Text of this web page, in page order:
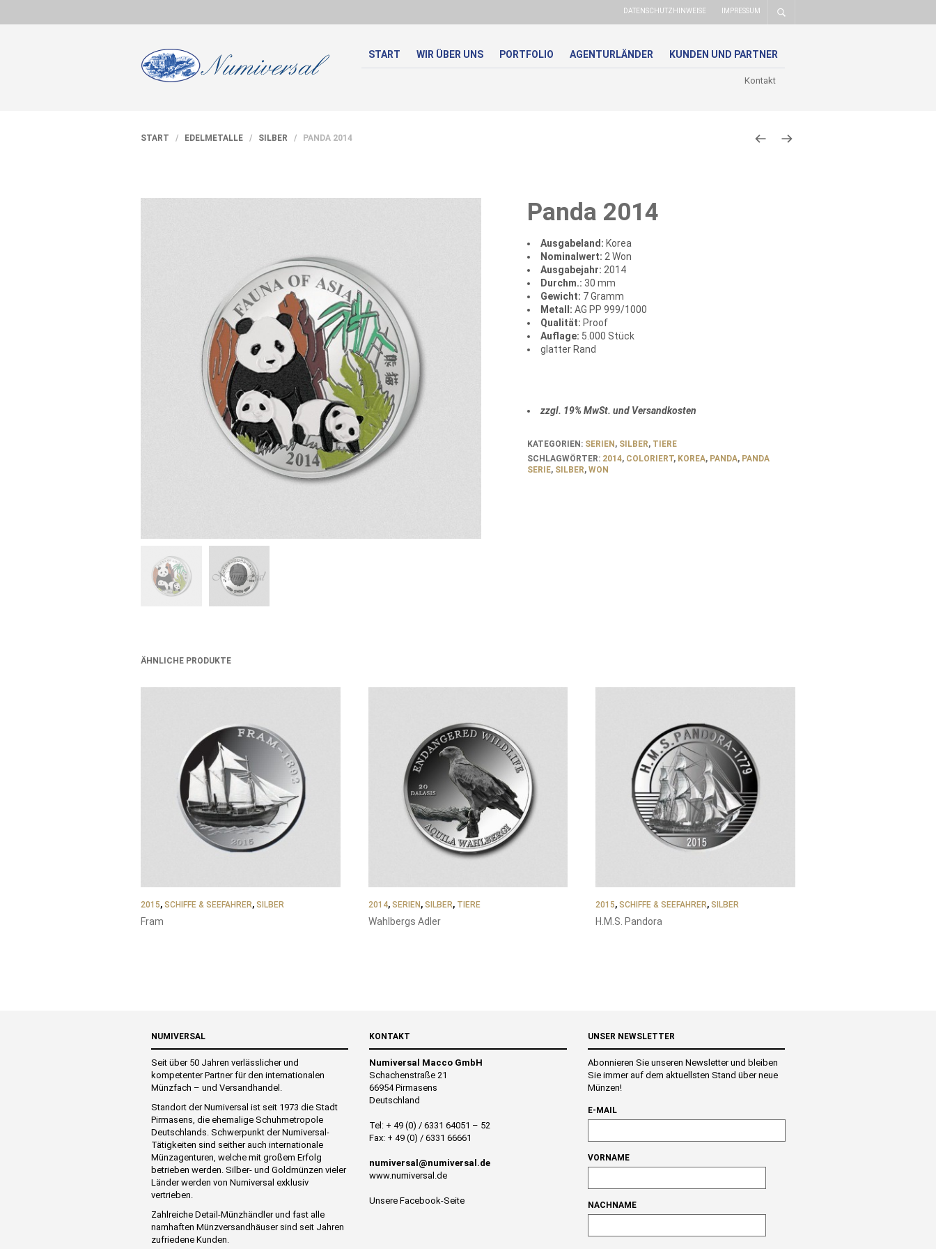
DATENSCHUTZHINWEISE IMPRESSUM
START WIR ÜBER UNS PORTFOLIO AGENTURLÄNDER KUNDEN UND PARTNER
Kontakt
START / EDELMETALLE / SILBER / PANDA 2014
Panda 2014
Ausgabeland: Korea
Nominalwert: 2 Won
Ausgabejahr: 2014
Durchm.: 30 mm
Gewicht: 7 Gramm
Metall: AG PP 999/1000
Qualität: Proof
Auflage: 5.000 Stück
glatter Rand
zzgl. 19% MwSt. und Versandkosten
KATEGORIEN: SERIEN , SILBER, TIERE
SCHLAGWÖRTER: 2014, COLORIERT, KOREA, PANDA, PANDA
SERIE, SILBER, WON
ÄHNLICHE PRODUKTE
2015, SCHIFFE & SEEFAHRER, SILBER
Fram
2014, SERIEN , SILBER, TIERE
Wahlbergs Adler
2015,SCHIFFE & SEEFAHRER,SILBER
H.M.S. Pandora
NUMIVERSAL
Seit über 50 Jahren verlässlicher und
kompetenter Partner für den internationalen
Münzfach – und Versandhandel.
Standort der Numiversal ist seit 1973 die Stadt
Pirmasens, die ehemalige Schuhmetropole
Deutschlands. Schwerpunkt der Numiversal-
Tätigkeiten sind seither auch internationale
Münzagenturen, welche mit großem Erfolg
betrieben werden. Silber- und Goldmünzen vieler
Länder werden von Numiversal exklusiv
vertrieben.
Zahlreiche Detail-Münzhändler und fast alle
namhaften Münzversandhäuser sind seit Jahren
zufriedene Kunden.
KONTAKT
Numiversal Macco GmbH
Schachenstraße 21
66954 Pirmasens
Deutschland
Tel: + 49 (0) / 6331 64051 – 52
Fax: + 49 (0) / 6331 66661
numiversal@numiversal.de
www.numiversal.de
Unsere Facebook-Seite
UNSER NEWSLETTER
Abonnieren Sie unseren Newsletter und bleiben
Sie immer auf dem aktuellsten Stand über neue
Münzen!
E-MAIL
VORNAME
NACHNAME